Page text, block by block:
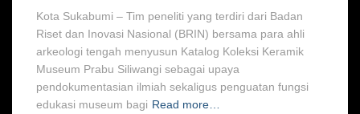
Kota Sukabumi – Tim peneliti yang terdiri dari Badan
Riset dan Inovasi Nasional (BRIN) bersama para ahli
arkeologi tengah menyusun Katalog Koleksi Keramik
Museum Prabu Siliwangi sebagai upaya
pendokumentasian ilmiah sekaligus penguatan fungsi
edukasi museum bagi Read more…